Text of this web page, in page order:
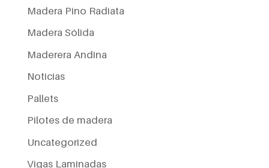
Madera Pino Radiata
Madera Sólida
Maderera Andina
Noticias
Pallets
Pilotes de madera
Uncategorized
Vigas Laminadas